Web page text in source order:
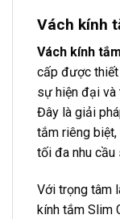
Vách kính
Vách kính
cấp được thiết
sự hiện đại và
Đây là giải
tắm riêng
tối đa nhu cầu
Với trọng tâm
kính tắm Slim